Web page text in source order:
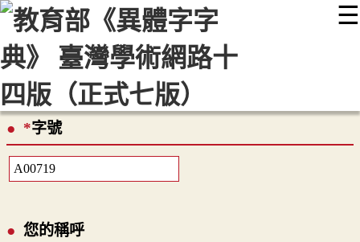
☰
::: 最新消息 常見問題 編輯說明
顯示模式
網站導覽
*字號
您的稱呼